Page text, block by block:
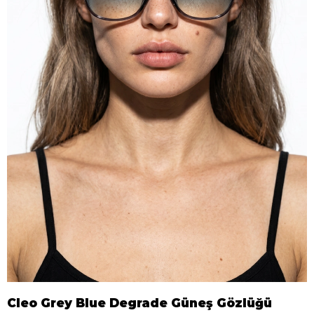
Cleo Grey Blue Degrade Güneş Gözlüğü